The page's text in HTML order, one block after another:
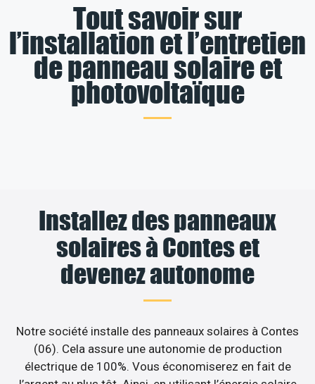
Tout savoir sur
l’installation et l’entretien
de panneau solaire et
photovoltaïque
Installez des panneaux
solaires à Contes et
devenez autonome
Notre société installe des panneaux solaires à Contes
(06). Cela assure une autonomie de production
électrique de 100%. Vous économiserez en fait de